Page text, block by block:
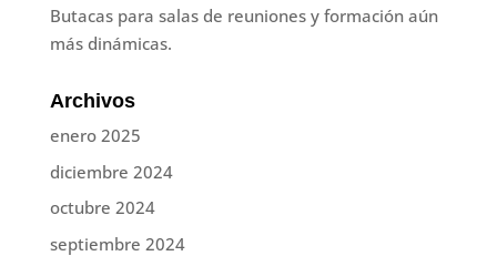
Butacas para salas de reuniones y formación aún
más dinámicas.
Archivos
enero 2025
diciembre 2024
octubre 2024
septiembre 2024